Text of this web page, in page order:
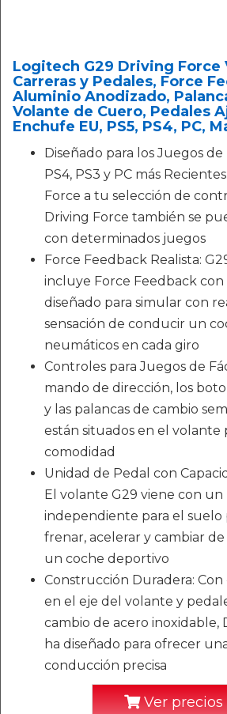
Logitech G29 Driving Force
Carreras y Pedales, Force
Aluminio Anodizado,
Volante de Cuero, Pedales
Enchufe EU, PS5, PS4, PC,
Diseñado para los Juegos
PS4, PS3 y PC más
Force a tu selección de
Driving Force también se
con determinados juegos
Force Feedback Realista:
incluye Force Feedback con
diseñado para simular con
sensación de conducir un
neumáticos en cada giro
Controles para Juegos de
mando de dirección, los
y las palancas de cambio
están situados en el volante
comodidad
Unidad de Pedal con
El volante G29 viene con un
independiente para el suelo
frenar, acelerar y cambiar
un coche deportivo
Construcción Duradera:
en el eje del volante y
cambio de acero inoxidable,
ha diseñado para ofrecer
conducción precisa
Ver